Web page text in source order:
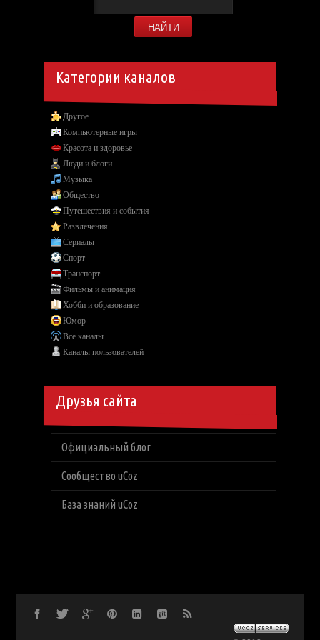
Категории каналов
Другое
Компьютерные игры
Красота и здоровье
Люди и блоги
Музыка
Общество
Путешествия и события
Развлечения
Сериалы
Спорт
Транспорт
Фильмы и анимация
Хобби и образование
Юмор
Все каналы
Каналы пользователей
Друзья сайта
Официальный блог
Сообщество uCoz
База знаний uCoz